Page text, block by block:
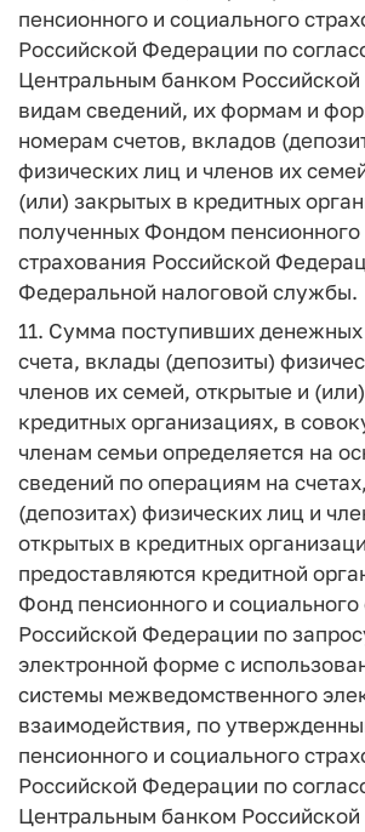
пенсионного и социального
Российской Федерации по
Центральным банком
видам сведений, их формам и
номерам счетов, вкладов
физических лиц и членов их
(или) закрытых в кредитных
полученных Фондом пенсионного
страхования Российской
Федеральной налоговой службы.
11. Сумма поступивших денежных
счета, вклады (депозиты)
членов их семей, открытые и
кредитных организациях, в
членам семьи определяется на
сведений по операциям на
(депозитах) физических лиц и
открытых в кредитных
предоставляются кредитной
Фонд пенсионного и социального
Российской Федерации по
электронной форме с
системы межведомственного
взаимодействия, по
пенсионного и социального
Российской Федерации по
Центральным банком